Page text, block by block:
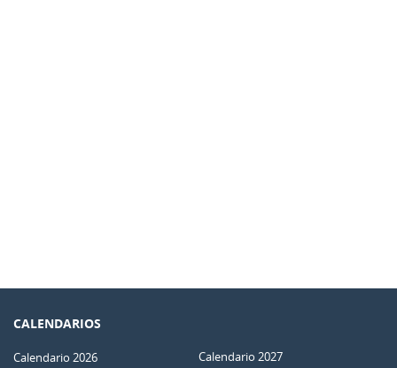
CALENDARIOS
Calendario 2026 Calendario 2027